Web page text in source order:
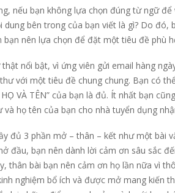
nếu bạn không lựa chọn đúng từ ngữ
dung bên trong của bạn viết là gì? Do đó,
nên lựa chọn để đặt một tiêu đề phù
nổi bật, vì ứng viên gửi email hàng
với một tiêu đề chung chung. Bạn có
VÀ TÊN” của bạn là đủ. Ít nhất bạn
và họ tên của bạn cho nhà tuyển dụng
đủ 3 phần mở – thân – kết như một bài
đầu, bạn nên dành lời cảm ơn sâu sắc
thân bài bạn nên cảm ơn họ lần nữa vì
nghiệm bổ ích và được mở mang kiến